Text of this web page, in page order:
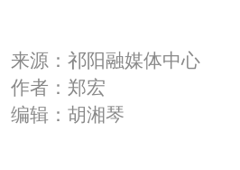
来源：祁阳融媒体中心
作者：郑宏
编辑：胡湘琴